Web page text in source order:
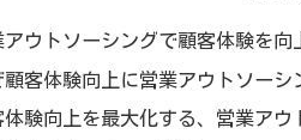
アウトソーシングで顧客体験を
顧客体験向上に営業アウトソー
体験向上を最大化する、営業アウ